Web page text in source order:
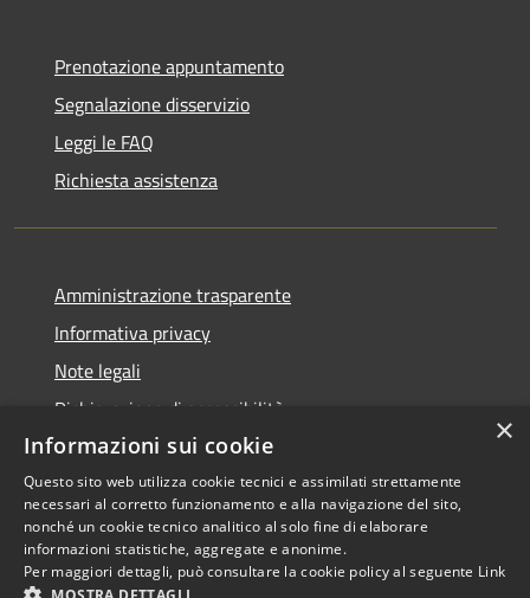
Prenotazione appuntamento
Segnalazione disservizio
Leggi le FAQ
Richiesta assistenza
Amministrazione trasparente
Informativa privacy
Note legali
Dichiarazione di accessibilità
RSS
Accessibilità
Privacy
Copyright © 2026 • Comune di
Scarperia e San Piero •
Powered byMunicipium•
×
Informazioni sui cookie
Questo sito web utilizza cookie tecnici e assimilati strettamente
necessari al corretto funzionamento e alla navigazione del sito,
nonché un cookie tecnico analitico al solo fine di elaborare
informazioni statistiche, aggregate e anonime.
Per maggiori dettagli, può consultare la cookie policy al seguente Link